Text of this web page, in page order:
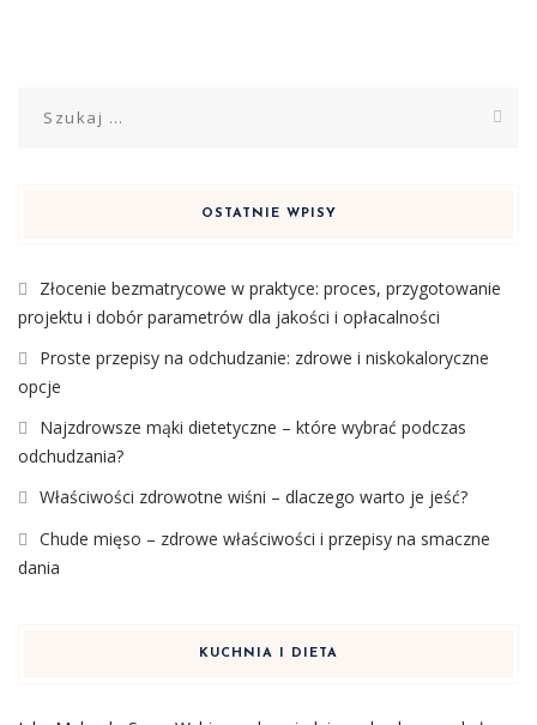
OSTATNIE WPISY
Złocenie bezmatrycowe w praktyce: proces, przygotowanie
projektu i dobór parametrów dla jakości i opłacalności
Proste przepisy na odchudzanie: zdrowe i niskokaloryczne
opcje
Najzdrowsze mąki dietetyczne – które wybrać podczas
odchudzania?
Właściwości zdrowotne wiśni – dlaczego warto je jeść?
Chude mięso – zdrowe właściwości i przepisy na smaczne
dania
KUCHNIA I DIETA